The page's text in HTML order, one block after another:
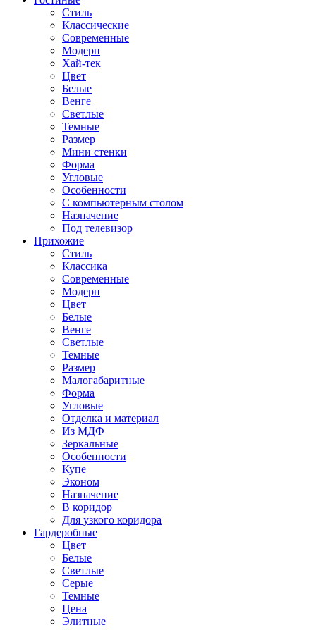
Стиль
Классические
Современные
Модерн
Хай-тек
Цвет
Белые
Венге
Светлые
Темные
Размер
Мини стенки
Форма
Угловые
Особенности
С компьютерным столом
Назначение
Под телевизор
Прихожие
Стиль
Классика
Современные
Модерн
Цвет
Белые
Венге
Светлые
Темные
Размер
Малогабаритные
Форма
Угловые
Отделка и материал
Из МДФ
Зеркальные
Особенности
Купе
Эконом
Назначение
В коридор
Для узкого коридора
Гардеробные
Цвет
Белые
Светлые
Серые
Темные
Цена
Элитные